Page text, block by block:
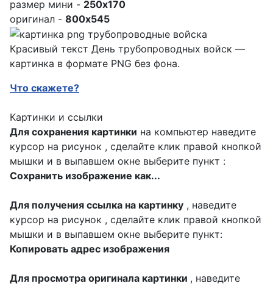
размер мини - 250x170
оригинал - 800x545
Красивый текст День трубопроводных войск —
картинка в формате PNG без фона.
Что скажете?
Картинки и ссылки
Для сохранения картинки на компьютер наведите
курсор на рисунок , сделайте клик правой кнопкой
мышки и в выпавшем окне выберите пункт :
Сохранить изображение как...
Для получения ссылка на картинку , наведите
курсор на рисунок , сделайте клик правой кнопкой
мышки и в выпавшем окне выберите пункт:
Копировать адрес изображения
Для просмотра оригинала картинки , наведите